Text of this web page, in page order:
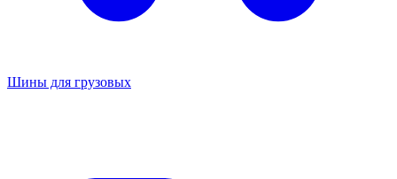
Шины для грузовых